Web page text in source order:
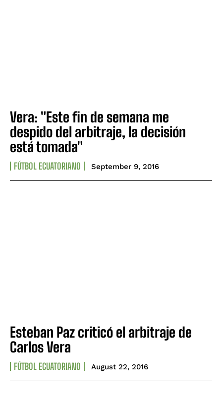
Vera: "Este fin de semana me
despido del arbitraje, la decisión
está tomada"
FÚTBOL ECUATORIANO September 9, 2016
Esteban Paz criticó el arbitraje de
Carlos Vera
FÚTBOL ECUATORIANO August 22, 2016